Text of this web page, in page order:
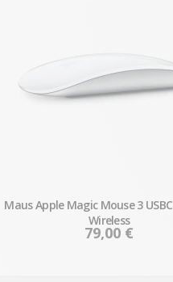
Maus Apple Magic Mouse 3
Wireless
Preis
79,00 €